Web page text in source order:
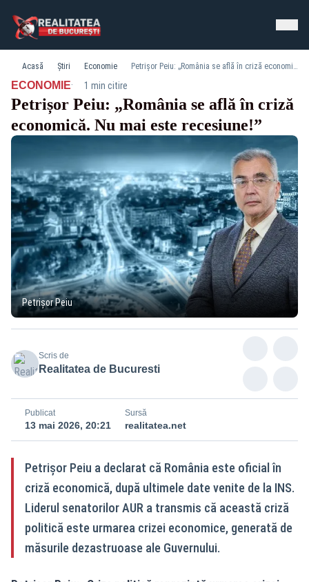
Acasă Știri Economie Petrișor Peiu: „România se află în criză economică. Nu mai este recesiune!”
ECONOMIE· 1 min citire
Petrișor Peiu: „România se află în criză
economică. Nu mai este recesiune!”
Petrișor Peiu
Scris de
Realitatea de Bucuresti
Publicat
13 mai 2026, 20:21
Sursă
realitatea.net
Petrișor Peiu a declarat că România este oficial în
criză economică, după ultimele date venite de la INS.
Liderul senatorilor AUR a transmis că această criză
politică este urmarea crizei economice, generată de
măsurile dezastruoase ale Guvernului.